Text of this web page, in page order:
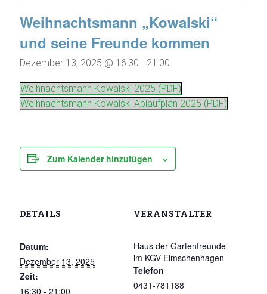
Weihnachtsmann „Kowalski“
und seine Freunde kommen
Dezember 13, 2025 @ 16:30 - 21:00
Weihnachtsmann Kowalski 2025 (PDF)
Weihnachtsmann Kowalski Ablaufplan 2025 (PDF)
Zum Kalender hinzufügen
DETAILS
Datum:
Dezember 13, 2025
Zeit:
16:30 - 21:00
VERANSTALTER
Haus der Gartenfreunde
im KGV Elmschenhagen
Telefon
0431-781188